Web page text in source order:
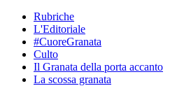
Rubriche
L'Editoriale
#CuoreGranata
Culto
Il Granata della porta accanto
La scossa granata